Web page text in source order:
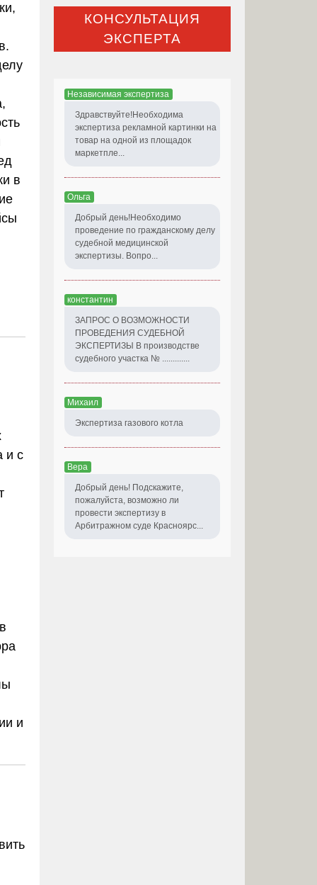
в
и с
и
КОНСУЛЬТАЦИЯ
ЭКСПЕРТА
Независимая экспертиза
Здравствуйте!Необходима
экспертиза рекламной картинки на
товар на одной из площадок
маркетпле...
Ольга
Добрый день!Необходимо
проведение по гражданскому делу
судебной медицинской
экспертизы. Вопро...
константин
ЗАПРОС О ВОЗМОЖНОСТИ
ПРОВЕДЕНИЯ СУДЕБНОЙ
ЭКСПЕРТИЗЫ В производстве
судебного участка № .............
Михаил
Экспертиза газового котла
Вера
Добрый день! Подскажите,
пожалуйста, возможно ли
провести экспертизу в
Арбитражном суде Красноярс...